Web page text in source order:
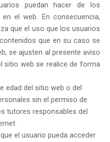
puedan hacer de los
el web. En consecuencia,
que el uso que los usuarios
que en su caso se
se ajusten al presente aviso
sitio web se realice de forma
edad del sitio web o del
sin el permiso de
tutores responsables del
.
el usuario pueda acceder